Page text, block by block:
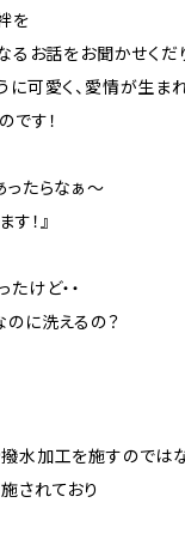
を
るお話をお聞かせくだ
に可愛く、愛情が生ま
です！
ったらなぁ～
す！』
けど・・
のに洗えるの？
水加工を施すのでは
されており